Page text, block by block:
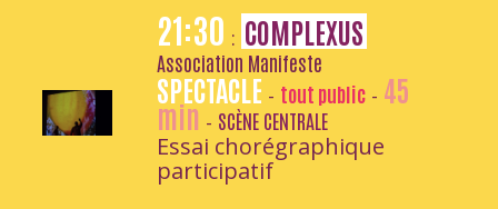
21:30 : COMPLEXUS
Association Manifeste
SPECTACLE - tout public- 45
min - SCÈNE CENTRALE
Essai chorégraphique
participatif